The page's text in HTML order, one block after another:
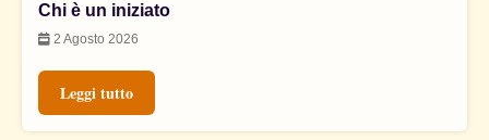
Chi è un iniziato
2 Agosto 2026
Leggi tutto